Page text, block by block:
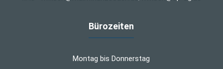
Bürozeiten
Montag bis Donnerstag